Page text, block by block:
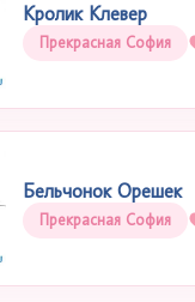
Кролик Клевер
Прекрасная София
Бельчонок Орешек
Прекрасная София